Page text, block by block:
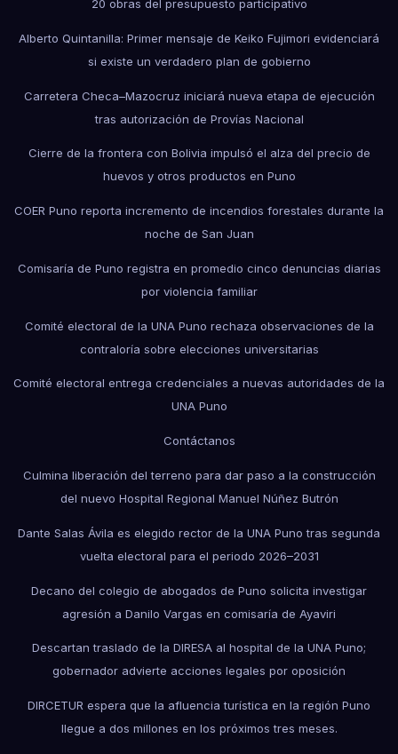
20 obras del presupuesto participativo
Alberto Quintanilla: Primer mensaje de Keiko Fujimori evidenciará
si existe un verdadero plan de gobierno
Carretera Checa–Mazocruz iniciará nueva etapa de ejecución
tras autorización de Provías Nacional
Cierre de la frontera con Bolivia impulsó el alza del precio de
huevos y otros productos en Puno
COER Puno reporta incremento de incendios forestales durante la
noche de San Juan
Comisaría de Puno registra en promedio cinco denuncias diarias
por violencia familiar
Comité electoral de la UNA Puno rechaza observaciones de la
contraloría sobre elecciones universitarias
Comité electoral entrega credenciales a nuevas autoridades de la
UNA Puno
Contáctanos
Culmina liberación del terreno para dar paso a la construcción
del nuevo Hospital Regional Manuel Núñez Butrón
Dante Salas Ávila es elegido rector de la UNA Puno tras segunda
vuelta electoral para el periodo 2026–2031
Decano del colegio de abogados de Puno solicita investigar
agresión a Danilo Vargas en comisaría de Ayaviri
Descartan traslado de la DIRESA al hospital de la UNA Puno;
gobernador advierte acciones legales por oposición
DIRCETUR espera que la afluencia turística en la región Puno
llegue a dos millones en los próximos tres meses.